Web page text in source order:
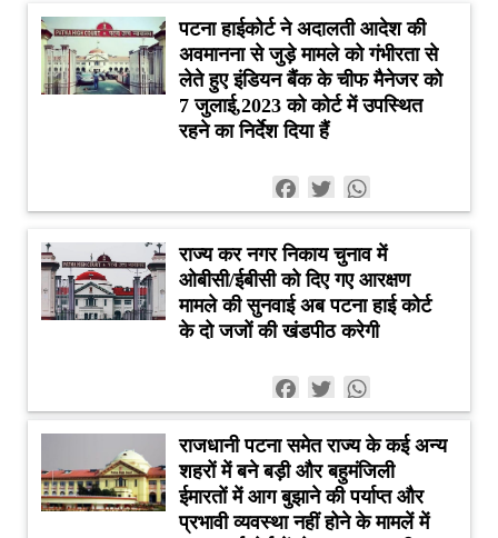
पटना हाईकोर्ट ने अदालती आदेश की
अवमानना से जुड़े मामले को गंभीरता से
लेते हुए इंडियन बैंक के चीफ मैनेजर को
7 जुलाई,2023 को कोर्ट में उपस्थित
रहने का निर्देश दिया हैं
Facebook
Twitter
राज्य कर नगर निकाय चुनाव में
ओबीसी/ईबीसी को दिए गए आरक्षण
मामले की सुनवाई अब पटना हाई कोर्ट
के दो जजों की खंडपीठ करेगी
Facebook
Twitter
राजधानी पटना समेत राज्य के कई अन्य
शहरों में बने बड़ी और बहुमंजिली
ईमारतों में आग बुझाने की पर्याप्त और
प्रभावी व्यवस्था नहीं होने के मामलें में